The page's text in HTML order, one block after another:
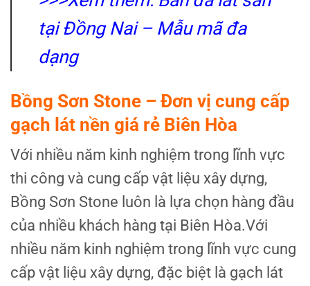
tại Đồng Nai – Mẫu mã đa
dạng
Bồng Sơn Stone – Đơn vị cung cấp
gạch lát nền giá rẻ Biên Hòa
Với nhiều năm kinh nghiệm trong lĩnh vực
thi công và cung cấp vật liệu xây dựng,
Bồng Sơn Stone luôn là lựa chọn hàng đầu
của nhiều khách hàng tại Biên Hòa.Với
nhiều năm kinh nghiệm trong lĩnh vực cung
cấp vật liệu xây dựng, đặc biệt là gạch lát